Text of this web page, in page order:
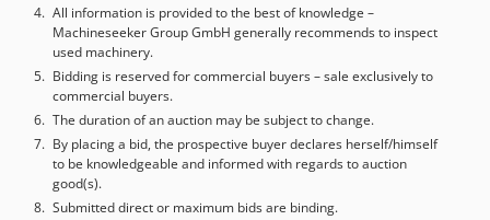
All information is provided to the best of knowledge –
Machineseeker Group GmbH generally recommends to inspect
used machinery.
Bidding is reserved for commercial buyers – sale exclusively to
commercial buyers.
The duration of an auction may be subject to change.
By placing a bid, the prospective buyer declares herself/himself
to be knowledgeable and informed with regards to auction
good(s).
Submitted direct or maximum bids are binding.